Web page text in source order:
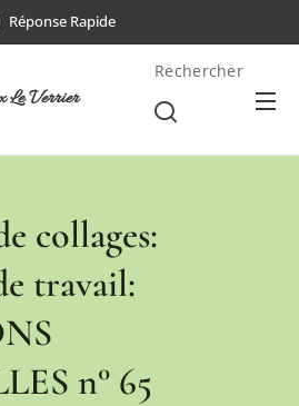
Réponse Rapide
Verrier
Rechercher
collages:
travail:
n° 65